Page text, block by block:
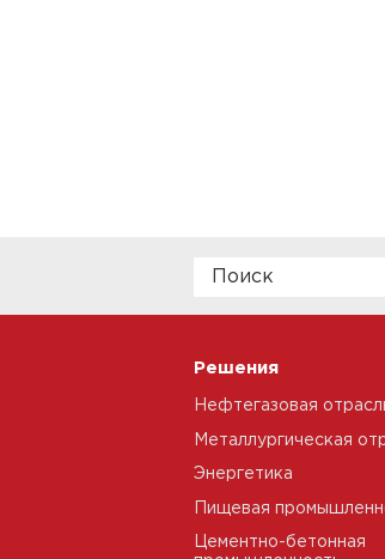
Решения
Нефтегазовая
Металлургическая
Энергетика
Пищевая
Цементно-бетонная